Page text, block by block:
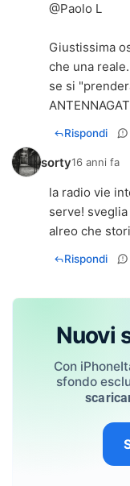
@Paolo L
Giustissima
che una
se si
Rispondi
sorty16 anni fa
la radio vie
serve!
alreo che
Rispondi
Nuovi
Con
sfondo